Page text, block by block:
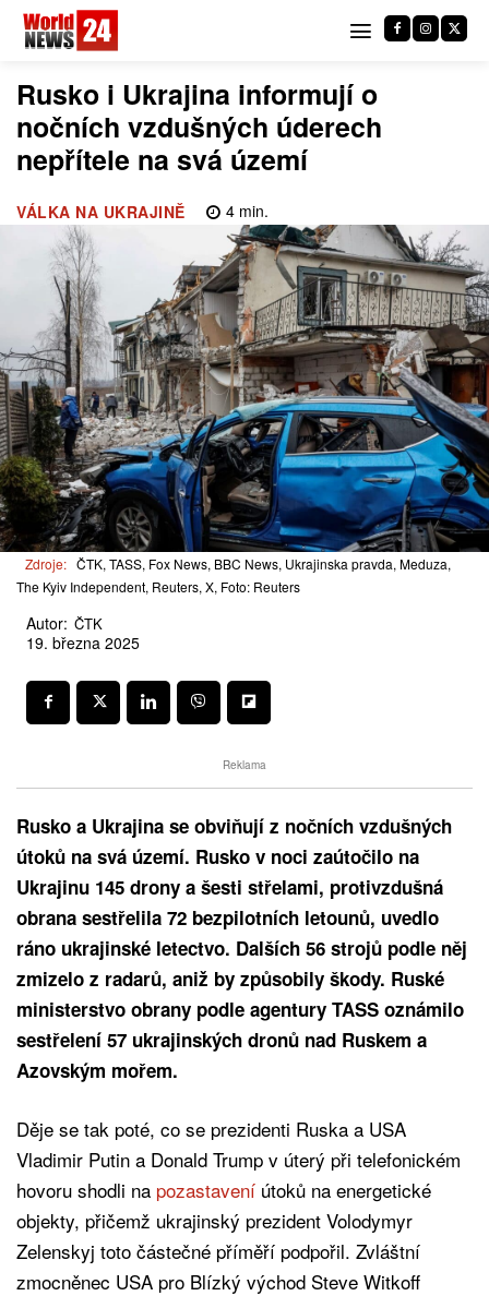
Rusko i Ukrajina informují o
nočních vzdušných úderech
nepřítele na svá území
VÁLKA NA UKRAJINĚ 4min.
Zdroje: ČTK, TASS, Fox News, BBC News, Ukrajinska pravda, Meduza,
The Kyiv Independent, Reuters, X, Foto: Reuters
Autor: ČTK
19. března 2025
Reklama
Rusko a Ukrajina se obviňují z nočních vzdušných
útoků na svá území. Rusko v noci zaútočilo na
Ukrajinu 145 drony a šesti střelami, protivzdušná
obrana sestřelila 72 bezpilotních letounů, uvedlo
ráno ukrajinské letectvo. Dalších 56 strojů podle něj
zmizelo z radarů, aniž by způsobily škody. Ruské
ministerstvo obrany podle agentury TASS oznámilo
sestřelení 57 ukrajinských dronů nad Ruskem a
Azovským mořem.
Děje se tak poté, co se prezidenti Ruska a USA
Vladimir Putin a Donald Trump v úterý při telefonickém
hovoru shodli na pozastavení útoků na energetické
objekty, přičemž ukrajinský prezident Volodymyr
Zelenskyj toto částečné příměří podpořil. Zvláštní
zmocněnec USA pro Blízký východ Steve Witkoff